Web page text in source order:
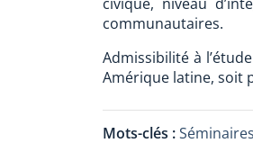
communautaires.
Admissibilité à
Amérique latine, soit
Mots-clés :